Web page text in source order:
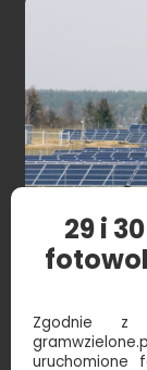
29 i
Zgodnie z
uruchomione